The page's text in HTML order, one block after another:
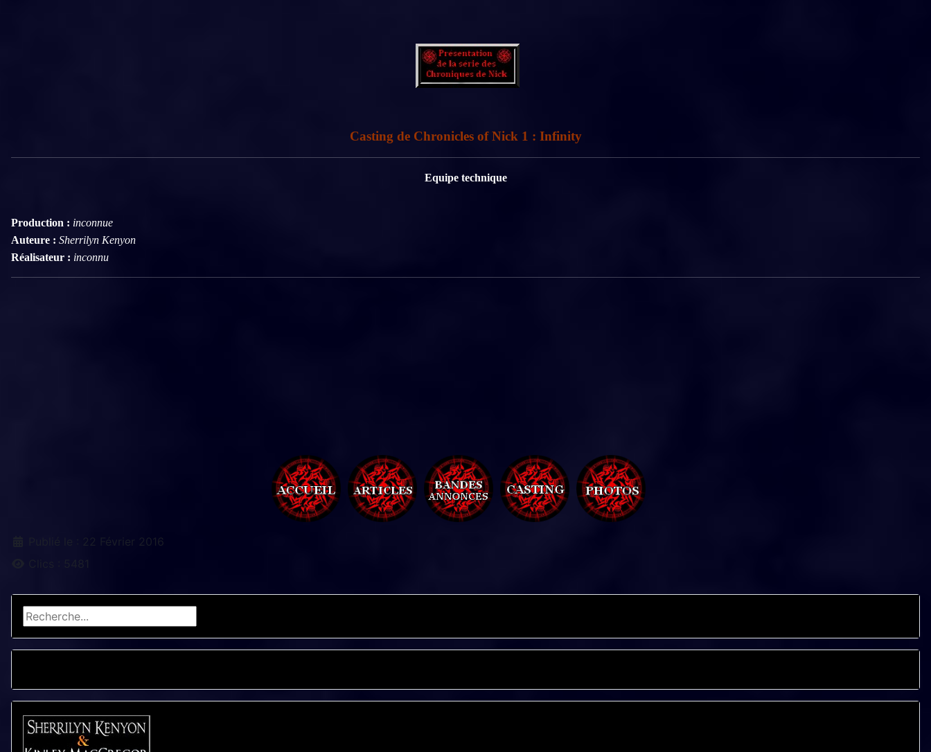
Rechercher
Casting de Chronicles of Nick 1 : Infinity
Equipe technique
Production : inconnue
Auteure : Sherrilyn Kenyon
Réalisateur : inconnu
Publié le : 22 Février 2016